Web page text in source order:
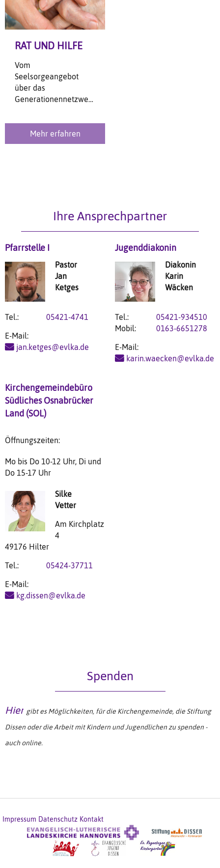
RAT UND HILFE
Vom
Seelsorgeangebot
über das
Generationennetzwerk
bis zu zahlreichen
Kooperationspartnern.
Mehr erfahren
Ihre Ansprechpartner
Pfarrstelle I
Pastor
Jan
Ketges
Tel.: 05421-4741
E-Mail:
jan.ketges@evlka.de
Jugenddiakonin
Diakonin
Karin
Wäcken
Tel.:
05421-934510
Mobil:
0163-6651278
E-Mail:
karin.waecken@evlka.de
Kirchengemeindebüro
Südliches Osnabrücker
Land (SOL)
Öffnungszeiten:
Mo bis Do 10-12 Uhr, Di und
Do 15-17 Uhr
Silke
Vetter
Am Kirchplatz
4
49176 Hilter
Tel.: 05424-37711
E-Mail:
kg.dissen@evlka.de
Spenden
Hier gibt es Möglichkeiten, für die Kirchengemeinde, die Stiftung
Dissen oder die Arbeit mit Kindern und Jugendlichen zu spenden -
auch online.
Impressum Datenschutz Kontakt